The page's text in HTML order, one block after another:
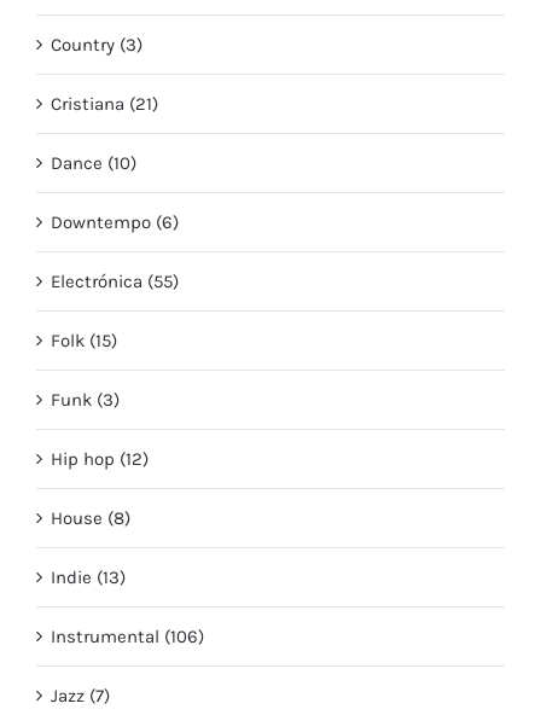
Country (3)
Cristiana (21)
Dance (10)
Downtempo (6)
Electrónica (55)
Folk (15)
Funk (3)
Hip hop (12)
House (8)
Indie (13)
Instrumental (106)
Jazz (7)